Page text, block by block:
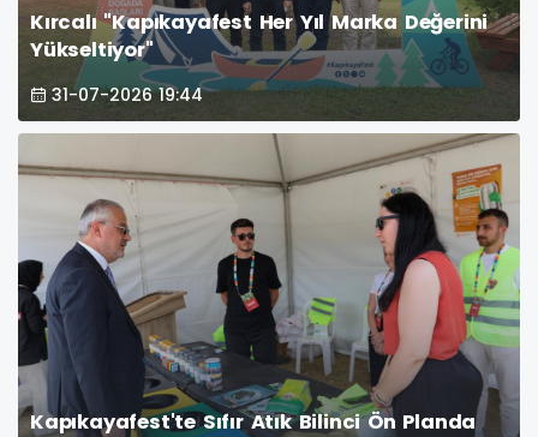
Kırcalı "Kapıkayafest Her Yıl Marka Değerini
Yükseltiyor"
31-07-2026 19:44
Kapıkayafest'te Sıfır Atık Bilinci Ön Planda